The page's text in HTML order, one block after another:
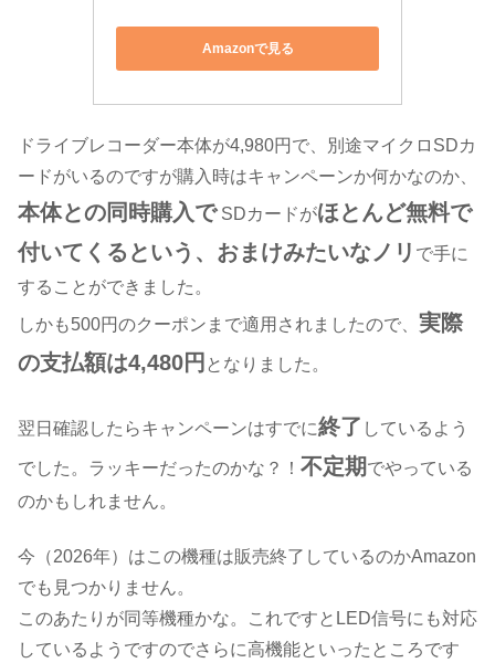
Amazonで見る
ドライブレコーダー本体が4,980円で、別途マイクロSDカ
ードがいるのですが購入時はキャンペーンか何かなのか、
本体との同時購入でSDカードがほとんど無料で
付いてくるという、おまけみたいなノリ で手に
することができました。
しかも500円のクーポンまで適用されましたので、 実際
の支払額は4,480円 となりました。
翌日確認したらキャンペーンはすでに終了 しているよう
でした。ラッキーだったのかな？！ 不定期 でやっている
のかもしれません。
今（2026年）はこの機種は販売終了しているのかAmazon
でも見つかりません。
このあたりが同等機種かな。これですとLED信号にも対応
しているようですのでさらに高機能といったところです